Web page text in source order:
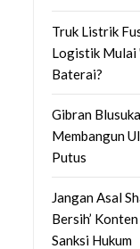
Truk Listrik
Logistik Mulai
Baterai?
Gibran
Membangun
Putus
Jangan Asal
Bersih’
Sanksi Hukum